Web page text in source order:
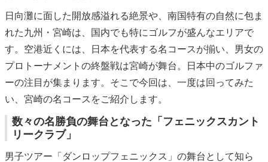
日向灘に面した開放感溢れる絶景や、南国特有の自然に包ま
れた九州・宮崎は、国内でも特にゴルフが盛んなエリアで
す。空港近くには、日本を代表する名コースが揃い、男女の
プロトーナメントの終盤戦は宮崎が舞台。日本中のゴルファ
ーの注目が集まります。そこで今回は、一度は回ってみた
い、宮崎の名コースをご紹介します。
数々の名勝負の舞台となった「フェニックスカント
リークラブ」
男子ツアー「ダンロップフェニックス」の舞台として知ら